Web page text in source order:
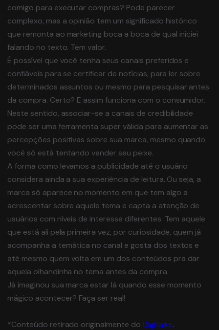
comigo para executar compras? Pode parecer
complexo, mas a opinião tem um significado histórico
que remonta ao marketing boca a boca de qual iniciei
falando no texto. Tem valor.
É possível que você tenha seus canais preferidos e
confiáveis para se certificar de notícias, para ler sobre
determinados assuntos ou mesmo para pesquisar antes
da compra. Certo? E assim funciona com o consumidor.
Neste sentido, associar-se a canais de credibilidade
pode ser uma ferramenta super válida para aumentar as
percepções positivas sobre sua marca, mesmo quando
você só está tentando vender seu peixe.
A forma como levamos a publicidade até o usuário
considera ainda a sua experiência de leitura. Ou seja, a
marca só aparece no momento em que tem algo a
acrescentar sobre aquele tema e capta a atenção de
usuários com níveis de interesse diferentes. Tem aquele
que está ali pela primeira vez, por curiosidade, quem já
acompanha a temática no canal e gosta dos textos e
até mesmo quem volta em um dos conteúdos pra dar
aquela olhandinha no tema antes da compra.
Já imaginou sua marca estar lá quando esse momento
mágico acontecer? Faça ser real!
*Conteúdo retirado originalmente do Digitalks.